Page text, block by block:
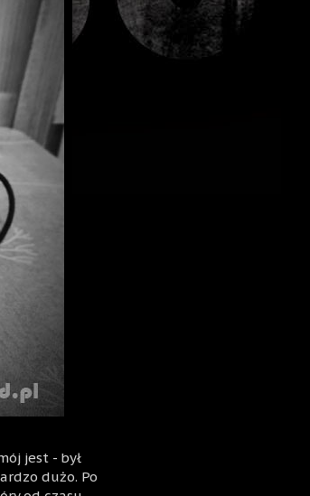
jest - był
dużo. Po